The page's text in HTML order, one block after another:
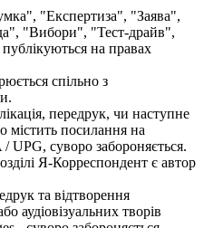
"Експертиза", "Заява",
"Вибори", "Тест-драйв",
на правах
спільно з
передрук, чи наступне
містить посилання на
UPG, суворо забороняється.
Я-Корреспондент є автор
та відтворення
аудіовізуальних творів